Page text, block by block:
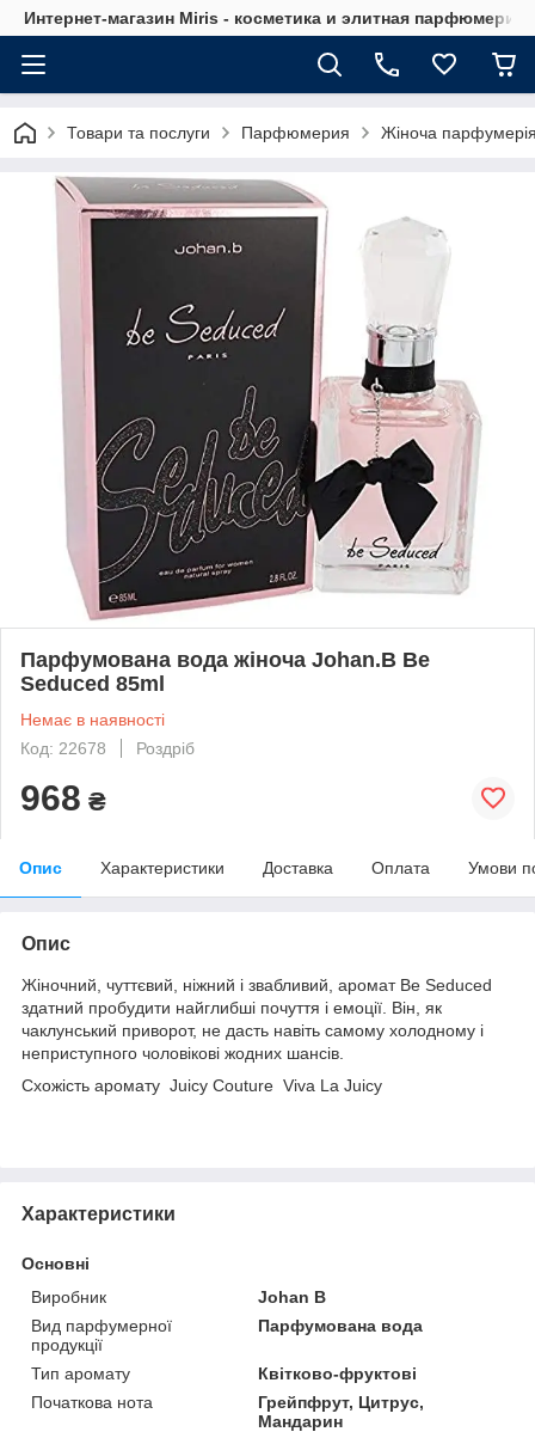
Интернет-магазин Мiris - косметика и элитная
Товари та послуги Парфюмерия Жіноча
Парфумована вода жіноча Johan.B Be
Seduced 85ml
Немає в наявності
Код: 22678
Роздріб
968 ₴
Опис Характеристики Доставка Оплата Умови
Опис
Жіночний, чуттєвий, ніжний і звабливий, аромат Be Seduced
здатний пробудити найглибші почуття і емоції. Він, як
чаклунський приворот, не дасть навіть самому холодному і
неприступного чоловікові жодних шансів.
Схожість аромату Juicy Couture Viva La Juicy
Характеристики
Основні
Виробник
Johan B
Вид парфумерної
продукції
Парфумована вода
Тип аромату
Квітково-фруктові
Початкова нота
Грейпфрут, Цитрус,
Мандарин